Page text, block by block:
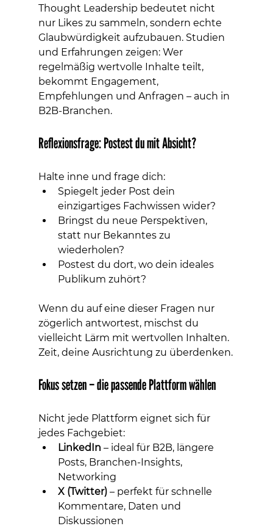
Thought Leadership bedeutet nicht
nur Likes zu sammeln, sondern echte
Glaubwürdigkeit aufzubauen. Studien
und Erfahrungen zeigen: Wer
regelmäßig wertvolle Inhalte teilt,
bekommt Engagement,
Empfehlungen und Anfragen – auch in
B2B-Branchen.
Reflexionsfrage: Postest du mit Absicht?
Halte inne und frage dich:
Spiegelt jeder Post dein
einzigartiges Fachwissen wider?
Bringst du neue Perspektiven,
statt nur Bekanntes zu
wiederholen?
Postest du dort, wo dein ideales
Publikum zuhört?
Wenn du auf eine dieser Fragen nur
zögerlich antwortest, mischst du
vielleicht Lärm mit wertvollen Inhalten.
Zeit, deine Ausrichtung zu überdenken.
Fokus setzen – die passende Plattform wählen
Nicht jede Plattform eignet sich für
jedes Fachgebiet:
LinkedIn – ideal für B2B, längere
Posts, Branchen-Insights,
Networking
X (Twitter) – perfekt für schnelle
Kommentare, Daten und
Diskussionen